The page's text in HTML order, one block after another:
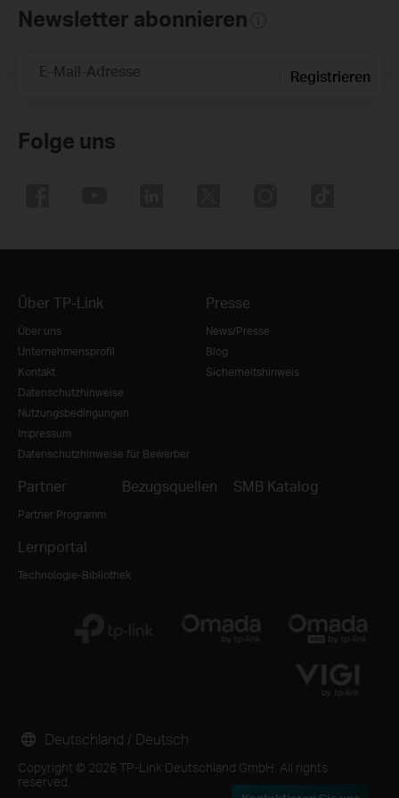
Newsletter abonnieren
E-Mail-Adresse Registrieren
Folge uns
Über TP-Link
Über uns
Unternehmensprofil
Kontakt
Datenschutzhinweise
Nutzungsbedingungen
Impressum
Datenschutzhinweise für Bewerber
Presse
News/Presse
Blog
Sicherheitshinweis
Partner
Partner Programm
Bezugsquellen SMB Katalog
Lernportal
Technologie-Bibliothek
Copyright © 2026 TP-Link Deutschland GmbH. All rights
reserved.
Deutschland / Deutsch